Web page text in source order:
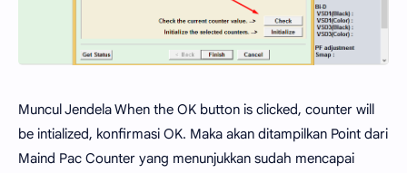
Muncul Jendela When the OK button is clicked, counter will
be intialized, konfirmasi OK. Maka akan ditampilkan Point dari
Maind Pac Counter yang menunjukkan sudah mencapai